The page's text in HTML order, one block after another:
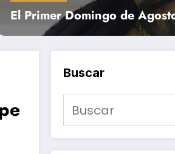
El Primer Domingo de
Buscar